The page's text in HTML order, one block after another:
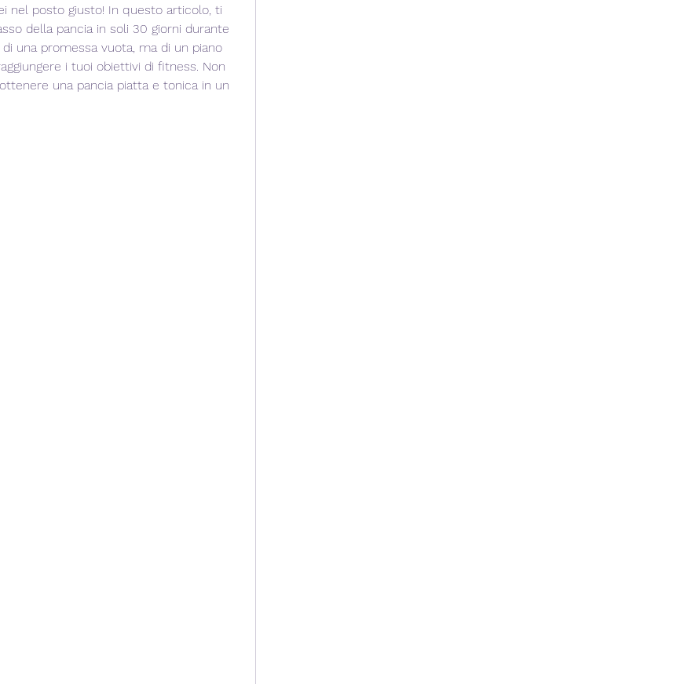
nel posto giusto! In questo articolo, ti
della pancia in soli 30 giorni durante
una promessa vuota, ma di un piano
i tuoi obiettivi di fitness. Non
una pancia piatta e tonica in un